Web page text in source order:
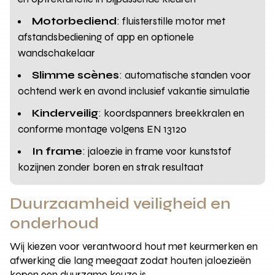
Motorbediend: fluisterstille motor met
afstandsbediening of app en optionele
wandschakelaar
Slimme scènes: automatische standen voor
ochtend werk en avond inclusief vakantie simulatie
Kinderveilig: koordspanners breekkralen en
conforme montage volgens EN 13120
In frame: jaloezie in frame voor kunststof
kozijnen zonder boren en strak resultaat
Duurzaamheid veiligheid en
onderhoud
Wij kiezen voor verantwoord hout met keurmerken en
afwerking die lang meegaat zodat houten jaloezieën